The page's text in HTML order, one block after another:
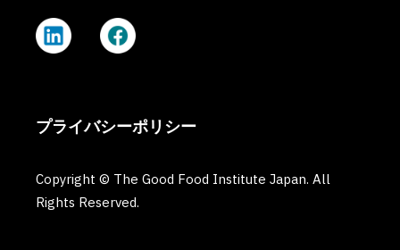
プライバシーポリシー
Copyright © The Good Food Institute Japan. All
Rights Reserved.